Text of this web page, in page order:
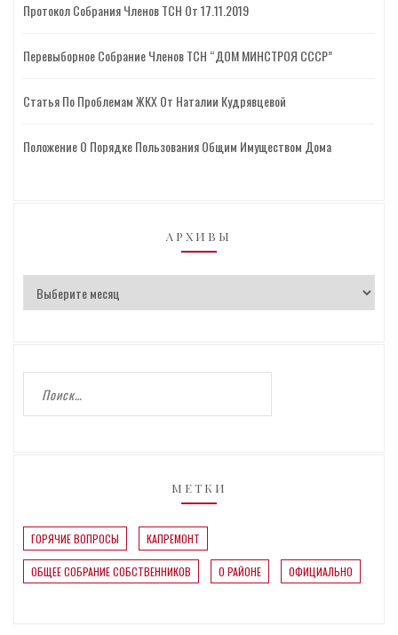
Протокол Собрания Членов ТСН От 17.11.2019
Перевыборное Собрание Членов ТСН “ДОМ МИНСТРОЯ СССР”
Статья По Проблемам ЖКХ От Наталии Кудрявцевой
Положение О Порядке Пользования Общим Имуществом Дома
АРХИВЫ
МЕТКИ
ГОРЯЧИЕ ВОПРОСЫ КАПРЕМОНТ
ОБЩЕЕ СОБРАНИЕ СОБСТВЕННИКОВ О РАЙОНЕ ОФИЦИАЛЬНО